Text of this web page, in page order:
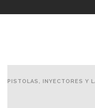
PISTOLAS, INYECTORES Y